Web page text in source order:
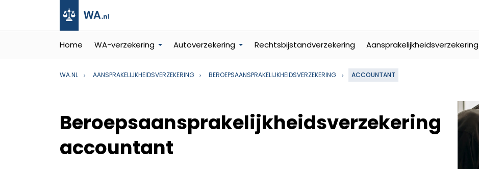
Home WA-verzekering Autoverzekering Rechtsbijstandverzekering Aansprakelijkheidsverzekering
WA.NL AANSPRAKELIJKHEIDSVERZEKERING BEROEPSAANSPRAKELIJKHEIDSVERZEKERING ACCOUNTANT
Beroepsaansprakelijkheidsverzekering
accountant